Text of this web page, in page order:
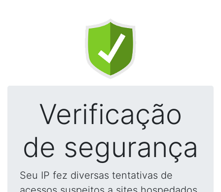
Verificação
de segurança
Seu IP fez diversas tentativas de